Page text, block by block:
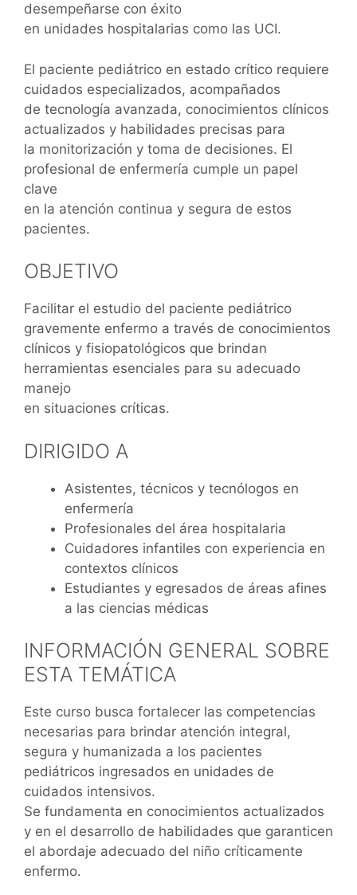
desempeñarse con éxito
en unidades hospitalarias como las UCI.
El paciente pediátrico en estado crítico requiere
cuidados especializados, acompañados
de tecnología avanzada, conocimientos clínicos
actualizados y habilidades precisas para
la monitorización y toma de decisiones. El
profesional de enfermería cumple un papel
clave
en la atención continua y segura de estos
pacientes.
OBJETIVO
Facilitar el estudio del paciente pediátrico
gravemente enfermo a través de conocimientos
clínicos y fisiopatológicos que brindan
herramientas esenciales para su adecuado
manejo
en situaciones críticas.
DIRIGIDO A
Asistentes, técnicos y tecnólogos en
enfermería
Profesionales del área hospitalaria
Cuidadores infantiles con experiencia en
contextos clínicos
Estudiantes y egresados de áreas afines
a las ciencias médicas
INFORMACIÓN GENERAL SOBRE
ESTA TEMÁTICA
Este curso busca fortalecer las competencias
necesarias para brindar atención integral,
segura y humanizada a los pacientes
pediátricos ingresados en unidades de
cuidados intensivos.
Se fundamenta en conocimientos actualizados
y en el desarrollo de habilidades que garanticen
el abordaje adecuado del niño críticamente
enfermo.